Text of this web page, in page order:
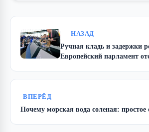
НАЗАД
Ручная кладь и задержки
Европейский парламент
ВПЕРЁД
Почему морская вода соленая: простое